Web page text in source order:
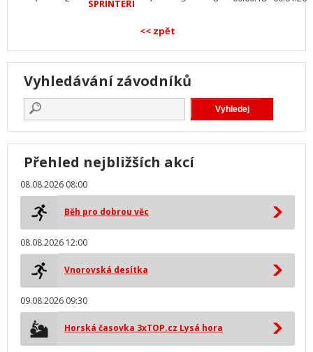
SPRINTEŘI
<< zpět
Vyhledávání závodníků
Přehled nejbližších akcí
08.08.2026 08:00
Běh pro dobrou věc
08.08.2026 12:00
Vnorovská desítka
09.08.2026 09:30
Horská časovka 3xTOP.cz Lysá hora